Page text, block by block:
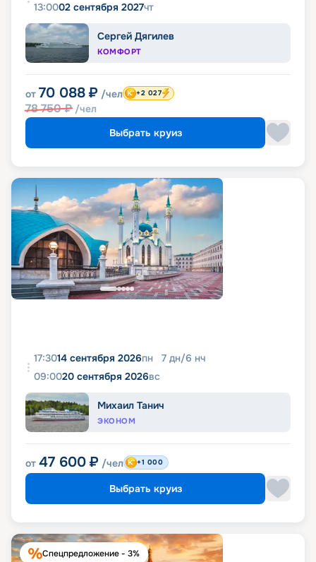
13:0002 сентября 2027чт
Сергей Дягилев
КОМФОРТ
от 70 088 ₽ /чел
78 750₽ /чел
+2 027
Выбрать круиз
17:3014 сентября 2026пн 7 дн/6 нч
09:0020 сентября 2026вс
Михаил Танич
ЭКОНОМ
от 47 600 ₽ /чел +1 000
Выбрать круиз
Спецпредложение - 3%